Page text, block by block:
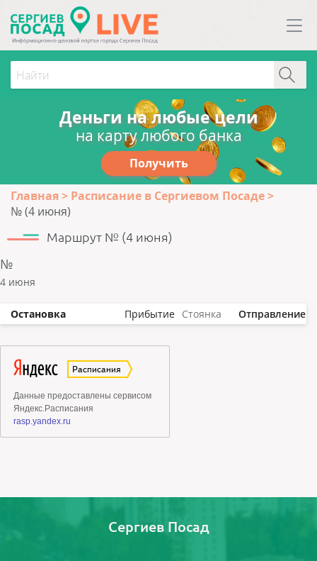
Деньги на любые цели
на карту любого банка
Получить
Главная
Расписание в Сергиевом Посаде
№ (4 июня)
Маршрут № (4 июня)
№
4 июня
Остановка Прибытие Стоянка Отправление
Сергиев Посад